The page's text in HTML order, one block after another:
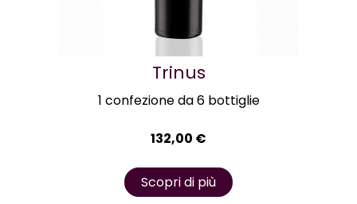
Trinus
1 confezione da 6 bottiglie
132,00 €
Scopri di più